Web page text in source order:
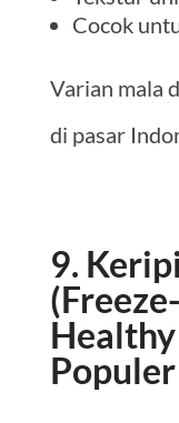
Cocok
Varian mala
di pasar
9.
Populer